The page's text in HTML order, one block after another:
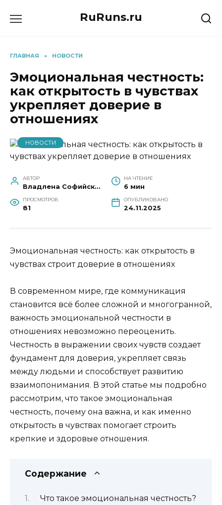
RuRuns.ru
ГЛАВНАЯ » НОВОСТИ
Эмоциональная честность:
как открытость в чувствах
укрепляет доверие в
отношениях
НОВОСТИ
АВТОР
Владлена Софийская
НА ЧТЕНИЕ
6 мин
ПРОСМОТРОВ
81
ОПУБЛИКОВАНО
24.11.2025
Эмоциональная честность: как открытость в
чувствах строит доверие в отношениях
В современном мире, где коммуникация
становится всё более сложной и многогранной,
важность эмоциональной честности в
отношениях невозможно переоценить.
Честность в выражении своих чувств создает
фундамент для доверия, укрепляет связь
между людьми и способствует развитию
взаимопонимания. В этой статье мы подробно
рассмотрим, что такое эмоциональная
честность, почему она важна, и как именно
открытость в чувствах помогает строить
крепкие и здоровые отношения.
Содержание
Что такое эмоциональная честность?